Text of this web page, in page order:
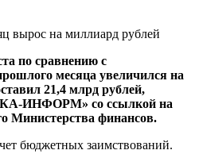
по сравнению с
месяца увеличился на
21,4 млрд рублей,
ИНФОРМ» со ссылкой на
Министерства финансов.
бюджетных заимствований.